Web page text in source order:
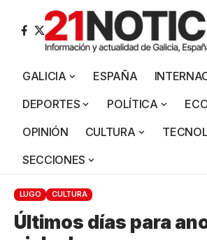
GALICIA ESPAÑA
DEPORTES
POLÍTICA
OPINIÓN
CULTURA
SECCIONES
LUGO CULTURA
Últimos días para